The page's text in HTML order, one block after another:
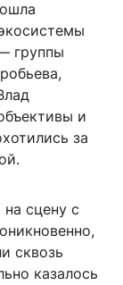
группы
и
за
сцену с
сквозь
казалось